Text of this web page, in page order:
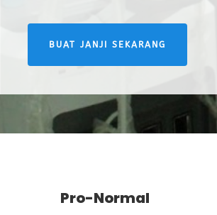
BUAT JANJI SEKARANG
Pro-Normal